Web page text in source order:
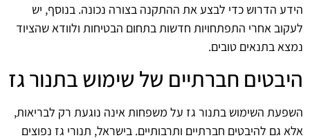
הידע הדרוש כדי לבצע את ההתקנה בצורה נכונה. בנוסף, יש
לעקוב אחרי התפתחויות חדשות בתחום הבטיחות ולוודא שהציוד
נמצא בתנאים טובים.
היבטים חברתיים של שימוש בתנור גז
השפעת השימוש בתנור גז על משפחות אינה נוגעת רק לבריאות,
אלא גם להיבטים חברתיים ותרבותיים. בישראל, תנורי גז נפוצים